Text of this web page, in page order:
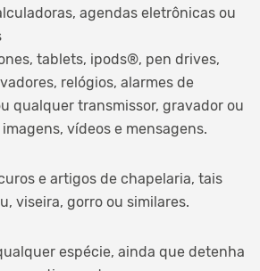
agendas eletrônicas ou
tablets, ipods®, pen drives,
relógios, alarmes de
qualquer transmissor, gravador ou
vídeos e mensagens.
e artigos de chapelaria, tais
viseira, gorro ou similares.
espécie, ainda que detenha